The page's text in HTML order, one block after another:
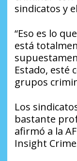
sindicatos y
“Eso es lo
está
Estado, esté
grupos
Los
bastante
afirmó a la
Insight